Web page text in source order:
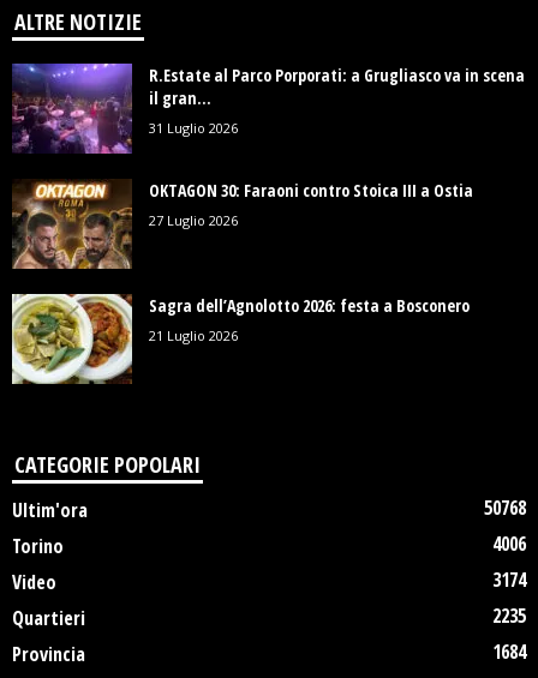
ALTRE NOTIZIE
R.Estate al Parco Porporati: a Grugliasco va in scena
il gran...
31 Luglio 2026
OKTAGON 30: Faraoni contro Stoica III a Ostia
27 Luglio 2026
Sagra dell’Agnolotto 2026: festa a Bosconero
21 Luglio 2026
CATEGORIE POPOLARI
Ultim'ora
50768
Torino
4006
Video
3174
Quartieri
2235
Provincia
1684